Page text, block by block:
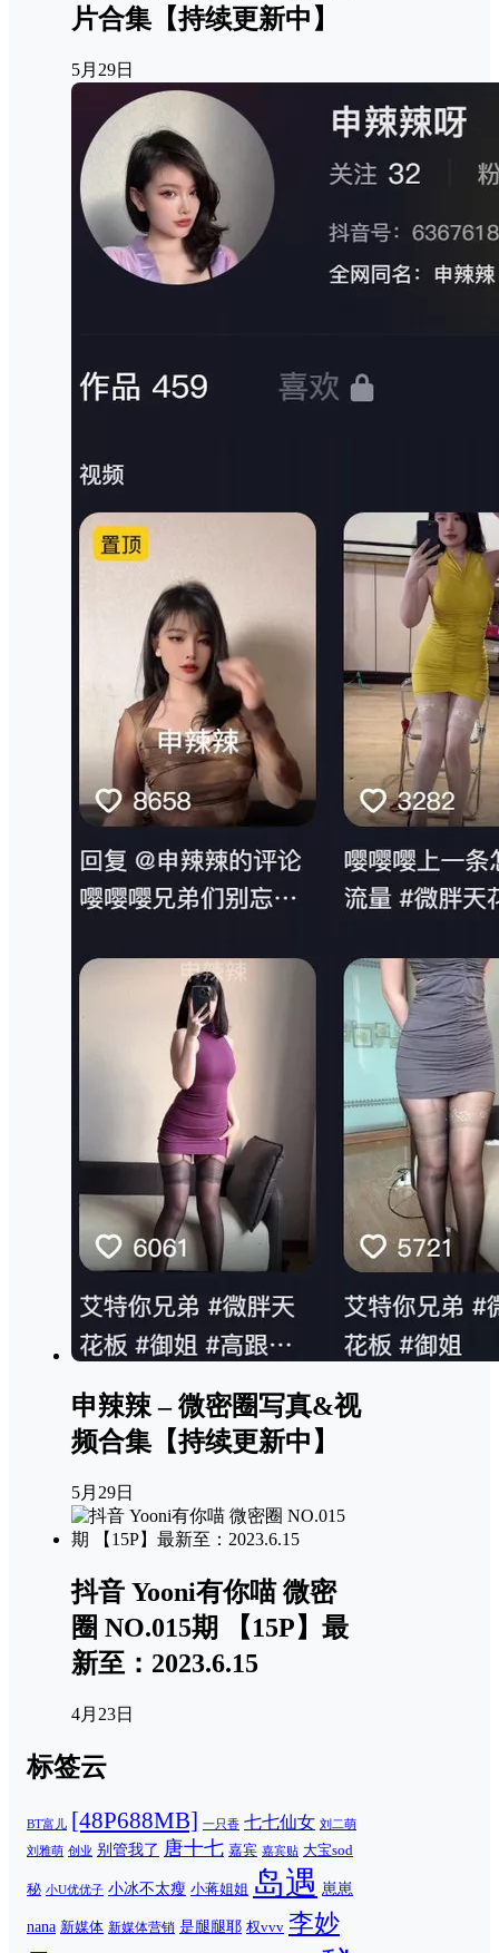
片合集【持续更新中】
5月29日
申辣辣 – 微密圈写真&视
频合集【持续更新中】
5月29日
抖音 Yooni有你喵 微密
圈 NO.015期 【15P】最
新至：2023.6.15
4月23日
标签云
BT富儿 [48P688MB] 一只香 七七仙女 刘二萌
刘雅萌 创业 别管我了 唐十七 嘉宾 嘉宾贴 大宝sod
秘 小U优优子 小冰不太瘦 小蒋姐姐 岛遇 崽崽
nana 新媒体 新媒体营销 是腿腿耶 权vvv 李妙